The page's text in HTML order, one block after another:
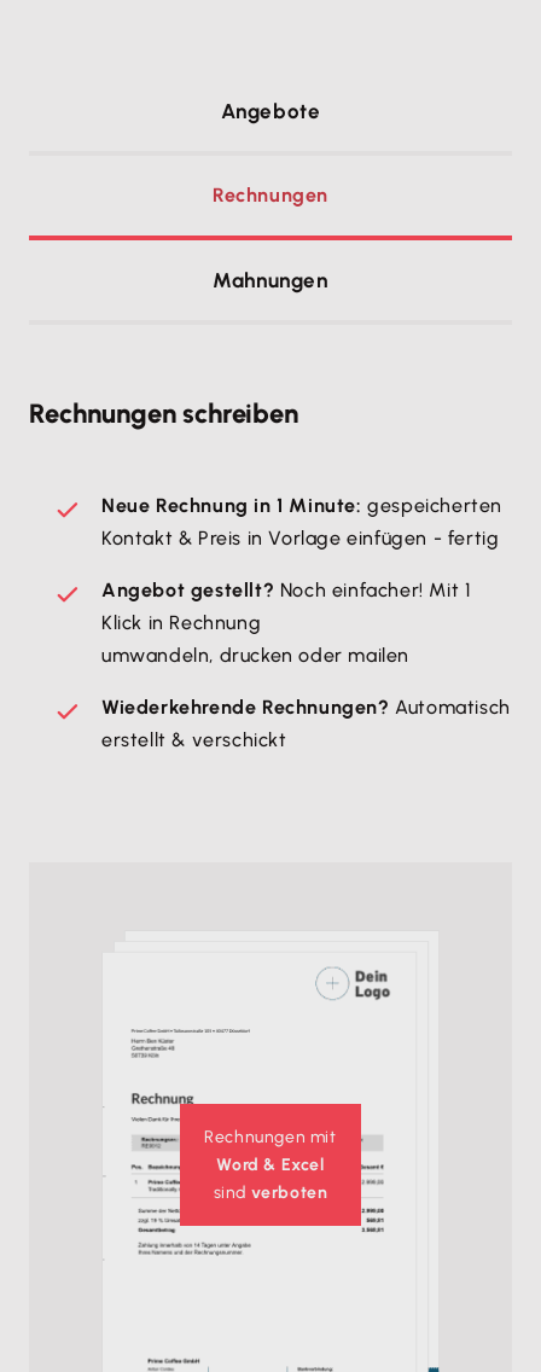
Angebote
Rechnungen
Mahnungen
Rechnungen schreiben
Neue Rechnung in 1 Minute:gespeicherten
Kontakt & Preis in Vorlage einfügen - fertig
Angebot gestellt? Noch einfacher! Mit 1
Klick in Rechnung
umwandeln, drucken oder mailen
Wiederkehrende Rechnungen?Automatisch
erstellt & verschickt
Rechnungen mit
Word & Excel
sind verboten